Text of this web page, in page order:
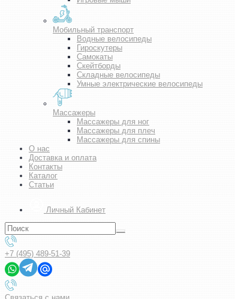
Мобильный транспорт
Водные велосипеды
Гироскутеры
Самокаты
Скейтборды
Складные велосипеды
Умные электрические велосипеды
Массажеры
Массажеры для ног
Массажеры для плеч
Массажеры для спины
О нас
Доставка и оплата
Контакты
Каталог
Статьи
Личный Кабинет
+7 (495) 489-51-39